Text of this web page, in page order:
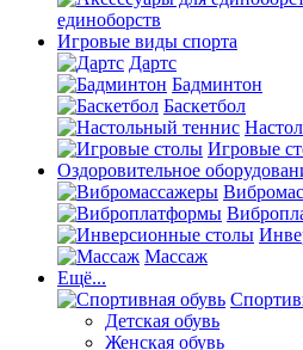
единоборств
Игровые виды спорта
Дартс
Бадминтон
Баскетбол
Игровые
Оздоровительное
Массаж
Ещё...
Детская обувь
Женская обувь